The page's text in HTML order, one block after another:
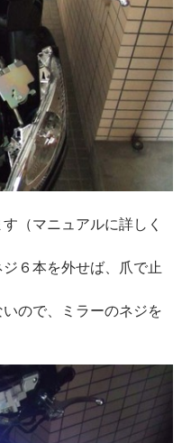
（マニュアルに詳しく
６本を外せば、爪で止
ので、ミラーのネジを